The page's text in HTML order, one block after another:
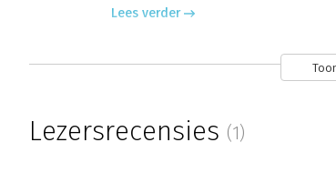
Lees verder
De koopknop - Het geheim
Bestaat er zoiets als een
Lezersrecensies (1)